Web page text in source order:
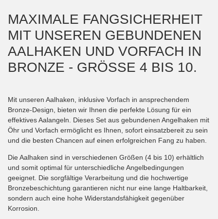
MAXIMALE FANGSICHERHEIT
MIT UNSEREN GEBUNDENEN
AALHAKEN UND VORFACH IN
BRONZE - GRÖSSE 4 BIS 10.
Mit unseren Aalhaken, inklusive Vorfach in ansprechendem
Bronze-Design, bieten wir Ihnen die perfekte Lösung für ein
effektives Aalangeln. Dieses Set aus gebundenen Angelhaken mit
Öhr und Vorfach ermöglicht es Ihnen, sofort einsatzbereit zu sein
und die besten Chancen auf einen erfolgreichen Fang zu haben.
Die Aalhaken sind in verschiedenen Größen (4 bis 10) erhältlich
und somit optimal für unterschiedliche Angelbedingungen
geeignet. Die sorgfältige Verarbeitung und die hochwertige
Bronzebeschichtung garantieren nicht nur eine lange Haltbarkeit,
sondern auch eine hohe Widerstandsfähigkeit gegenüber
Korrosion.